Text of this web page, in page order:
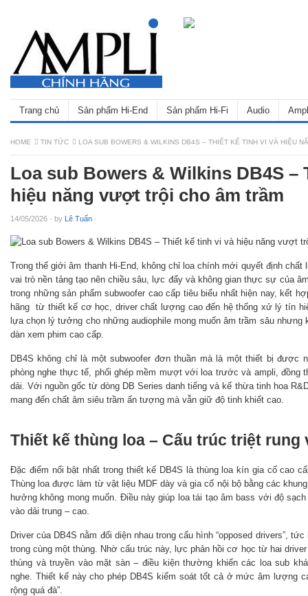
Trang chủ Sản phẩm Hi-End Sản phẩm Hi-Fi Audio
HOME TIN TỨC LOA SUB BOWERS & WILKINS DB4S – THIẾT KẾ TINH VI VÀ HIỆU
Loa sub Bowers & Wilkins DB4S –
hiệu năng vượt trội cho âm trầm
14/05/2026 · by Lê Tuấn ·
Trong thế giới âm thanh Hi-End, không chỉ loa chính mới quyết định
vai trò nền tảng tạo nên chiều sâu, lực đẩy và không gian thực sự của
trong những sản phẩm subwoofer cao cấp tiêu biểu nhất hiện nay, kết
hãng ­ từ thiết kế cơ học, driver chất lượng cao đến hệ thống xử lý tín
lựa chọn lý tưởng cho những audiophile mong muốn âm trầm sâu
dàn xem phim cao cấp.
DB4S không chỉ là một subwoofer đơn thuần mà là một thiết bị
phòng nghe thực tế, phối ghép mềm mượt với loa trước và ampli, đồng
dải. Với nguồn gốc từ dòng DB Series danh tiếng và kế thừa tinh hoa
mang đến chất âm siêu trầm ấn tượng mà vẫn giữ độ tinh khiết cao.
Thiết kế thùng loa – Cấu trúc triệt rung
Đặc điểm nổi bật nhất trong thiết kế DB4S là thùng loa kín gia cố cao
Thùng loa được làm từ vật liệu MDF dày và gia cố nội bộ bằng các
hưởng không mong muốn. Điều này giúp loa tái tạo âm bass với độ
vào dải trung – cao.
Driver của DB4S nằm đối diện nhau trong cấu hình “opposed drivers”,
trong cùng một thùng. Nhờ cấu trúc này, lực phản hồi cơ học từ hai
thùng và truyền vào mặt sàn – điều kiện thường khiến các loa sub
nghe. Thiết kế này cho phép DB4S kiểm soát tốt cả ở mức âm lượng
rộng quá đà”.